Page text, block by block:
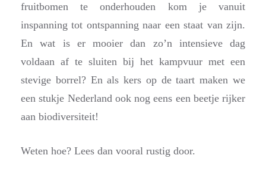
fruitbomen te onderhouden kom je vanuit
inspanning tot ontspanning naar een staat van zijn.
En wat is er mooier dan zo’n intensieve dag
voldaan af te sluiten bij het kampvuur met een
stevige borrel? En als kers op de taart maken we
een stukje Nederland ook nog eens een beetje rijker
aan biodiversiteit!
Weten hoe? Lees dan vooral rustig door.